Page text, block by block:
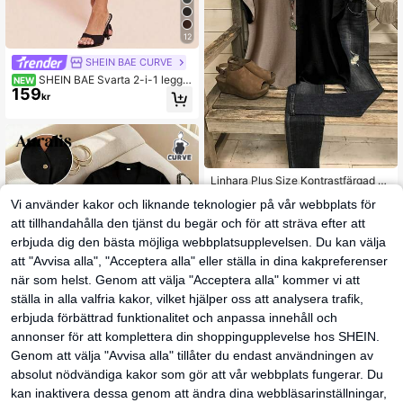
12
SHEIN BAE CURVE
NEW SHEIN BAE Svarta 2-i-1 leggin
gs för vardag/formellt/sportigt bruk,
hög midja, 7/8-längd/midjelängd, sp
mpliga för kontorsklädsel
159kr
Auralis
Linhara Plus Size Kontrastfärgad Vo
ch Dolmanärm
-6% 149kr
Snabbleverans
Vi använder kakor och liknande teknologier på vår webbplats för
att tillhandahålla den tjänst du begär och för att sträva efter att
erbjuda dig den bästa möjliga webbplatsupplevelsen. Du kan välja
att "Avvisa alla", "Acceptera alla" eller ställa in dina kakpreferenser
när som helst. Genom att välja "Acceptera alla" kommer vi att
ställa in alla valfria kakor, vilket hjälper oss att analysera trafik,
erbjuda förbättrad funktionalitet och anpassa innehåll och
annonser för att komplettera din shoppingupplevelse hos SHEIN.
Genom att välja "Avvisa alla" tillåter du endast användningen av
absolut nödvändiga kakor som gör att vår webbplats fungerar. Du
kan inaktivera dessa genom att ändra dina webbläsarinställningar,